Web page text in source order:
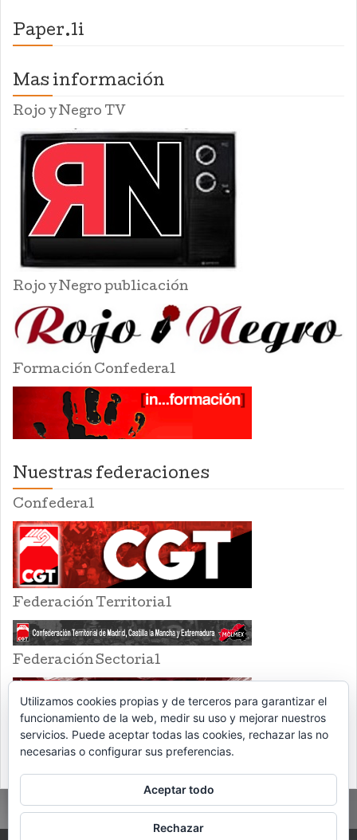
Paper.li
Mas información
Rojo y Negro TV
Rojo y Negro publicación
Formación Confederal
Nuestras federaciones
Confederal
Federación Territorial
Federación Sectorial
Utilizamos cookies propias y de terceros para garantizar el
funcionamiento de la web, medir su uso y mejorar nuestros
servicios. Puede aceptar todas las cookies, rechazar las no
necesarias o configurar sus preferencias.
Aceptar todo
Rechazar